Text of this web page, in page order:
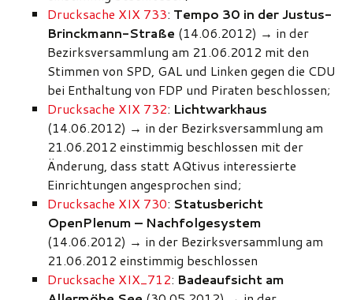
Drucksache XIX 733: Tempo 30 in der Justus-
Brinckmann-Straße (14.06.2012) → in der
Bezirksversammlung am 21.06.2012 mit den
Stimmen von SPD, GAL und Linken gegen die CDU
bei Enthaltung von FDP und Piraten beschlossen;
Drucksache XIX 732: Lichtwarkhaus
(14.06.2012) → in der Bezirksversammlung am
21.06.2012 einstimmig beschlossen mit der
Änderung, dass statt AQtivus interessierte
Einrichtungen angesprochen sind;
Drucksache XIX 730: Statusbericht
OpenPlenum – Nachfolgesystem
(14.06.2012) → in der Bezirksversammlung am
21.06.2012 einstimmig beschlossen
Drucksache XIX_712: Badeaufsicht am